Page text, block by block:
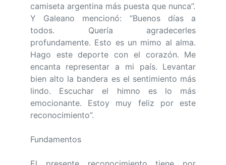
camiseta argentina más puesta que nunca”.
Y Galeano mencionó: “Buenos días a
todos. Quería agradecerles
profundamente. Esto es un mimo al alma.
Hago este deporte con el corazón. Me
encanta representar a mi país. Levantar
bien alto la bandera es el sentimiento más
lindo. Escuchar el himno es lo más
emocionante. Estoy muy feliz por este
reconocimiento”.
Fundamentos